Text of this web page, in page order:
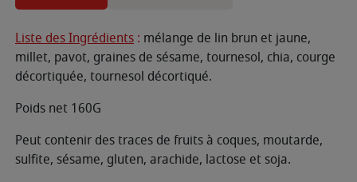
Liste des Ingrédients : mélange de lin brun et jaune,
millet, pavot, graines de sésame, tournesol, chia, courge
décortiquée, tournesol décortiqué.
Poids net 160G
Peut contenir des traces de fruits à coques, moutarde,
sulfite, sésame, gluten, arachide, lactose et soja.